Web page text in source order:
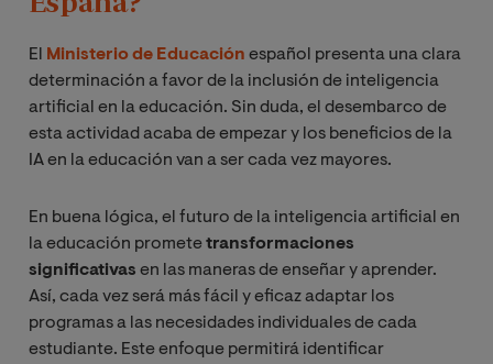
El Ministerio de Educación español presenta una clara
determinación a favor de la inclusión de inteligencia
artificial en la educación. Sin duda, el desembarco de
esta actividad acaba de empezar y los beneficios de la
IA en la educación van a ser cada vez mayores.
En buena lógica, el futuro de la inteligencia artificial en
la educación prometetransformaciones
significativas en las maneras de enseñar y aprender.
Así, cada vez será más fácil y eficaz adaptar los
programas a las necesidades individuales de cada
estudiante. Este enfoque permitirá identificar